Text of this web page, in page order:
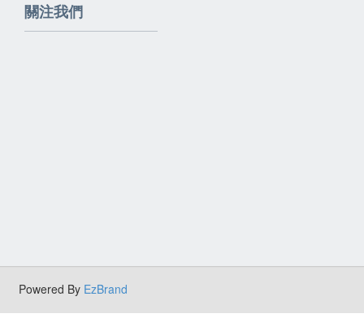
關注我們
Powered By EzBrand